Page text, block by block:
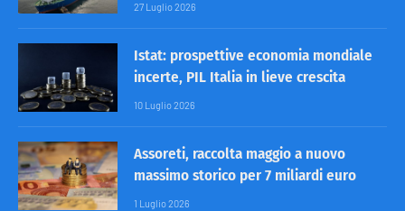
27 Luglio 2026
Istat: prospettive economia mondiale
incerte, PIL Italia in lieve crescita
10 Luglio 2026
Assoreti, raccolta maggio a nuovo
massimo storico per 7 miliardi euro
1 Luglio 2026